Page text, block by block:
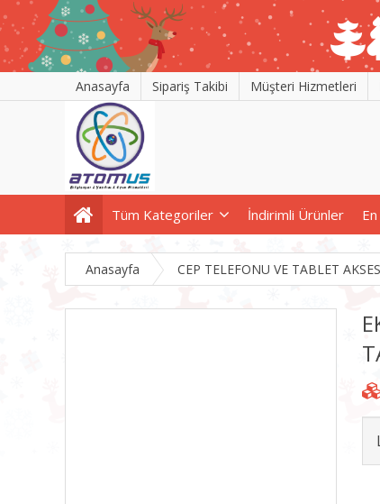
Anasayfa Sipariş Takibi Müşteri Hizmetleri
Tüm Kategoriler İndirimli Ürünler
Anasayfa CEP TELEFONU VE TABLET